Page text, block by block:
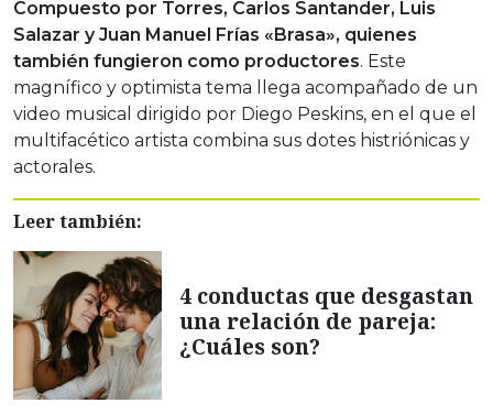
Compuesto por Torres, Carlos Santander, Luis
Salazar y Juan Manuel Frías «Brasa», quienes
también fungieron como productores. Este
magnífico y optimista tema llega acompañado de un
video musical dirigido por Diego Peskins, en el que el
multifacético artista combina sus dotes histriónicas y
actorales.
Leer también:
4 conductas que desgastan
una relación de pareja:
¿Cuáles son?